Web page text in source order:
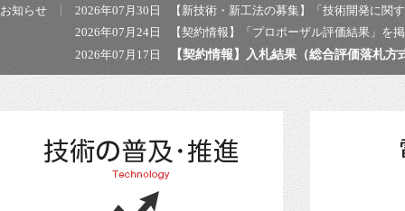
お知らせ 2026年07月30日
【新技術・新工法の募集】「技術開発に関
2026年07月24日
【契約情報】「プロポーザル評価結果」を
2026年07月17日
【契約情報 】 入札結果（総合評価落札方